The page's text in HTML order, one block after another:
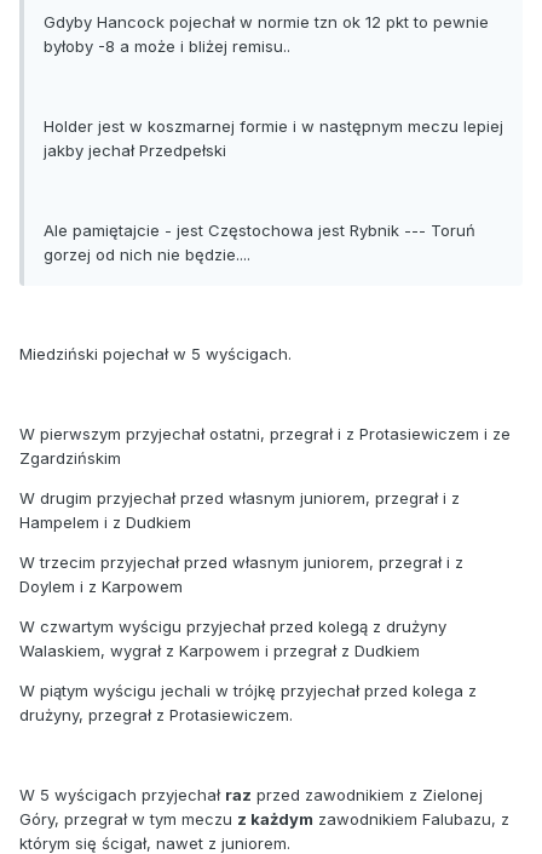
Gdyby Hancock pojechał w normie tzn ok 12 pkt to pewnie
byłoby -8 a może i bliżej remisu..
Holder jest w koszmarnej formie i w następnym meczu lepiej
jakby jechał Przedpełski
Ale pamiętajcie - jest Częstochowa jest Rybnik --- Toruń
gorzej od nich nie będzie....
Miedziński pojechał w 5 wyścigach.
W pierwszym przyjechał ostatni, przegrał i z Protasiewiczem i ze
Zgardzińskim
W drugim przyjechał przed własnym juniorem, przegrał i z
Hampelem i z Dudkiem
W trzecim przyjechał przed własnym juniorem, przegrał i z
Doylem i z Karpowem
W czwartym wyścigu przyjechał przed kolegą z drużyny
Walaskiem, wygrał z Karpowem i przegrał z Dudkiem
W piątym wyścigu jechali w trójkę przyjechał przed kolega z
drużyny, przegrał z Protasiewiczem.
W 5 wyścigach przyjechał raz przed zawodnikiem z Zielonej
Góry, przegrał w tym meczu z każdym zawodnikiem Falubazu, z
którym się ścigał, nawet z juniorem.